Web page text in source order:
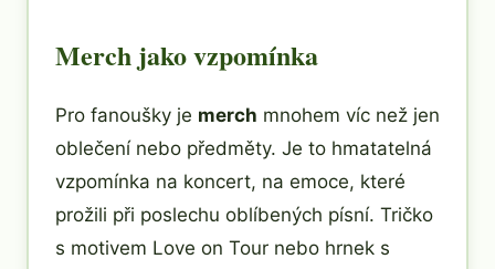
Merch jako vzpomínka
Pro fanoušky je merch mnohem víc než jen
oblečení nebo předměty. Je to hmatatelná
vzpomínka na koncert, na emoce, které
prožili při poslechu oblíbených písní. Tričko
s motivem Love on Tour nebo hrnek s